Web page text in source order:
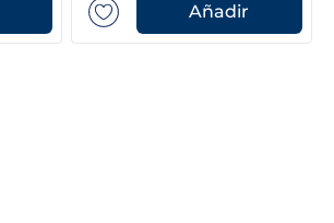
Añadir